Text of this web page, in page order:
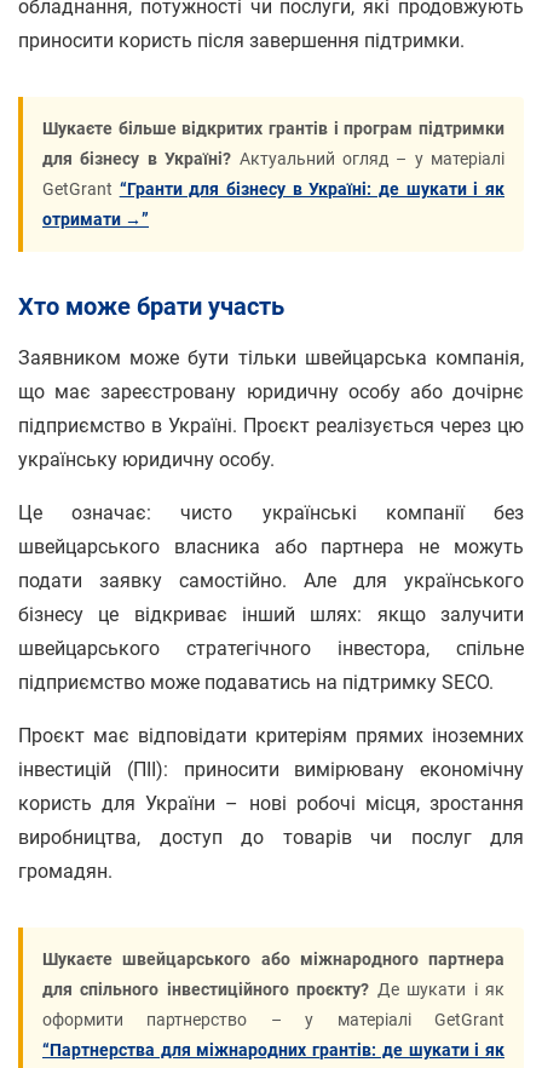
обладнання, потужності чи послуги, які продовжують
приносити користь після завершення підтримки.
Шукаєте більше відкритих грантів і програм підтримки
для бізнесу в Україні? Актуальний огляд – у матеріалі
GetGrant “Гранти для бізнесу в Україні: де шукати і як
отримати →”
Хто може брати участь
Заявником може бути тільки швейцарська компанія,
що має зареєстровану юридичну особу або дочірнє
підприємство в Україні. Проєкт реалізується через цю
українську юридичну особу.
Це означає: чисто українські компанії без
швейцарського власника або партнера не можуть
подати заявку самостійно. Але для українського
бізнесу це відкриває інший шлях: якщо залучити
швейцарського стратегічного інвестора, спільне
підприємство може подаватись на підтримку SECO.
Проєкт має відповідати критеріям прямих іноземних
інвестицій (ПІІ): приносити вимірювану економічну
користь для України – нові робочі місця, зростання
виробництва, доступ до товарів чи послуг для
громадян.
Шукаєте швейцарського або міжнародного партнера
для спільного інвестиційного проєкту? Де шукати і як
оформити партнерство – у матеріалі GetGrant
“Партнерства для міжнародних грантів: де шукати і як